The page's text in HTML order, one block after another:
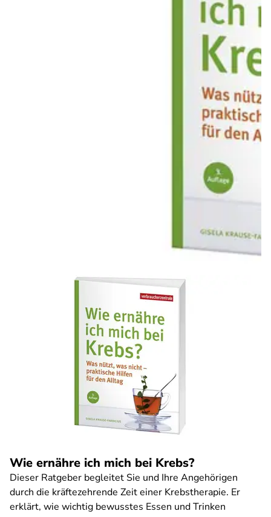
Wie ernähre ich mich bei Krebs?
Dieser Ratgeber begleitet Sie und Ihre Angehörigen
durch die kräftezehrende Zeit einer Krebstherapie. Er
erklärt, wie wichtig bewusstes Essen und Trinken